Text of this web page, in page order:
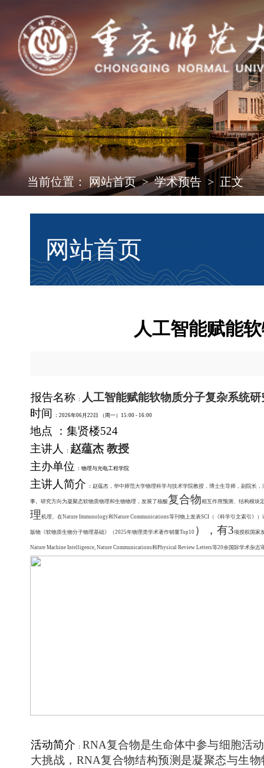
当前位置： 网站首页>学术预告> 正文
网站首页
人工智能赋能
报告名称 ：
人工智能赋能软物质分子复杂系统研
时间
：2026年06月22日 （周一）15:00 - 16:00
地点
：集贤楼524
主讲人
： 赵蕴杰 教授
主办单位
：物理与光电工程学院
主讲人简介 ：赵蕴杰，华中师范大学物理科学与技术学院教授，博士生导师，副院长
事。研究方向为凝聚态软物质物理和生物物理，发展了核酸复合物相互作用预测、结构模块
理机理。在Nature Immunology和Nature Communications等刊物上发表SCI（《科学引文索引》
版物 《软物质生物分子物理基础》（2025年物理类学术著作销量Top10 ），有3项授权国家
Nature Machine Intelligence, Nature Communications和Physical Review Letters等20余国际学术杂
活动简介 ： RNA复合物是生命体中参与细胞活
大挑战，RNA复合物结构预测是凝聚态与生